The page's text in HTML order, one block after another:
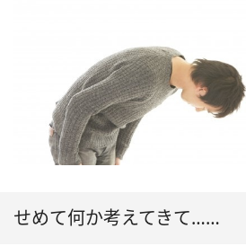
せめて何か考えてきて……